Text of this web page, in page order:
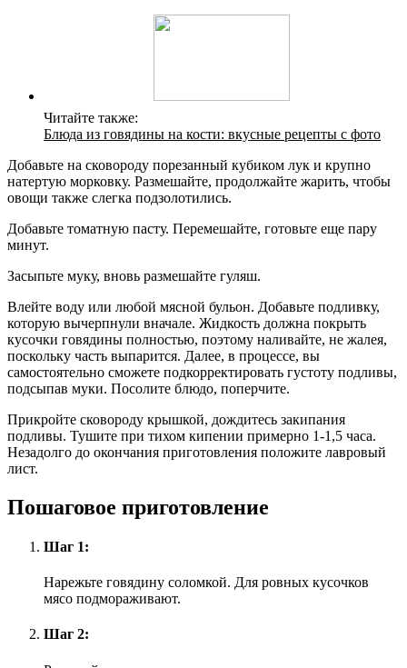
Читайте также:
Блюда из говядины на кости: вкусные рецепты с фото
Добавьте на сковороду порезанный кубиком лук и крупно
натертую морковку. Размешайте, продолжайте жарить, чтобы
овощи также слегка подзолотились.
Добавьте томатную пасту. Перемешайте, готовьте еще пару
минут.
Засыпьте муку, вновь размешайте гуляш.
Влейте воду или любой мясной бульон. Добавьте подливку,
которую вычерпнули вначале. Жидкость должна покрыть
кусочки говядины полностью, поэтому наливайте, не жалея,
поскольку часть выпарится. Далее, в процессе, вы
самостоятельно сможете подкорректировать густоту подливы,
подсыпав муки. Посолите блюдо, поперчите.
Прикройте сковороду крышкой, дождитесь закипания
подливы. Тушите при тихом кипении примерно 1-1,5 часа.
Незадолго до окончания приготовления положите лавровый
лист.
Пошаговое приготовление
Шаг 1:
Нарежьте говядину соломкой. Для ровных кусочков
мясо подмораживают.
Шаг 2: